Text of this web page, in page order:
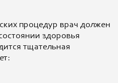
процедур врач должен
здоровья
тщательная